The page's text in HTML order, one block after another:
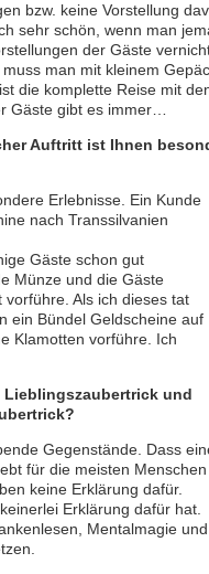
bzw. keine Vorstellung
sehr schön, wenn man
der Gäste
man mit kleinem
die komplette Reise mit
Gäste gibt es immer…
Auftritt ist Ihnen
Erlebnisse. Ein Kunde
nach Transsilvanien
Gäste schon gut
Münze und die Gäste
Als ich dieses tat
ein Bündel Geldscheine auf
Klamotten vorführe. Ich
Lieblingszaubertrick und
Gegenstände. Dass
für die meisten Menschen
keine Erklärung dafür.
Erklärung dafür hat.
Mentalmagie